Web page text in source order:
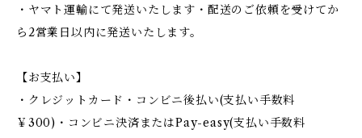
・ヤマト運輸にて発送いたします・配送のご依頼を受けてか
ら2営業日以内に発送いたします。
【お支払い】
・クレジットカード・コンビニ後払い(支払い手数料
￥300)・コンビニ決済またはPay-easy(支払い手数料